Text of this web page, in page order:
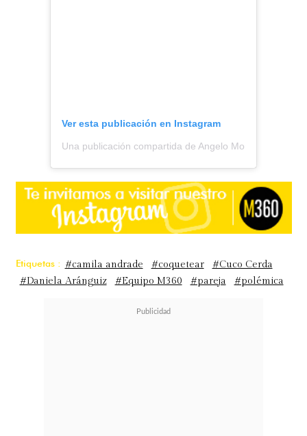
Ver esta publicación en Instagram
Una publicación compartida de Angelo Moreno || Todo
Etiquetas : #camila andrade #coquetear
#Cuco Cerda
#Daniela Aránguiz
#Equipo M360 #pareja #polémica